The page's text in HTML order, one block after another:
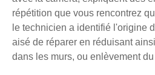
répétition que vous rencontrez
le technicien a identifié l'origine
aisé de réparer en réduisant
dans les murs, ou enlèvement